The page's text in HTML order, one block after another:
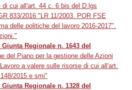
di cui all'art. 44 c. 6 bis del D.lgs
833/2016 "LR 11/2003. POR FSE
delle politiche del lavoro 2016-2017".
Regionale n. 1643 del
del Piano per la gestione delle Azioni
a valere sulle risorse di cui all'art.
2015 e smi"
Regionale n. 1328 del